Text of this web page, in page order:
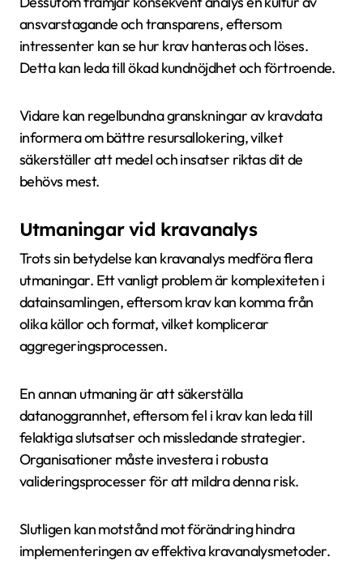
ansvarstagande och transparens, eftersom
intressenter kan se hur krav hanteras och löses.
Detta kan leda till ökad kundnöjdhet och förtroende.
Vidare kan regelbundna granskningar av kravdata
informera om bättre resursallokering, vilket
säkerställer att medel och insatser riktas dit de
behövs mest.
Utmaningar vid kravanalys
Trots sin betydelse kan kravanalys medföra flera
utmaningar. Ett vanligt problem är komplexiteten i
datainsamlingen, eftersom krav kan komma från
olika källor och format, vilket komplicerar
aggregeringsprocessen.
En annan utmaning är att säkerställa
datanoggrannhet, eftersom fel i krav kan leda till
felaktiga slutsatser och missledande strategier.
Organisationer måste investera i robusta
valideringsprocesser för att mildra denna risk.
Slutligen kan motstånd mot förändring hindra
implementeringen av effektiva kravanalysmetoder.